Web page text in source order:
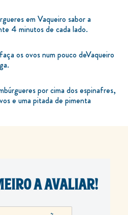
em Vaqueiro sabor a
4 minutos de cada lado.
os ovos num pouco deVaqueiro
por cima dos espinafres,
e uma pitada de pimenta
A AVALIAR!